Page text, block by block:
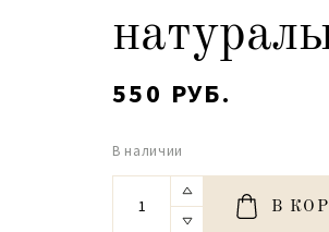
550 РУБ.
В наличии
В